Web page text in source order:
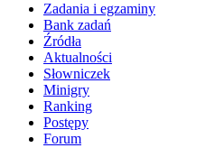
Zadania i egzaminy
Bank zadań
Źródła
Aktualności
Słowniczek
Minigry
Ranking
Postępy
Forum